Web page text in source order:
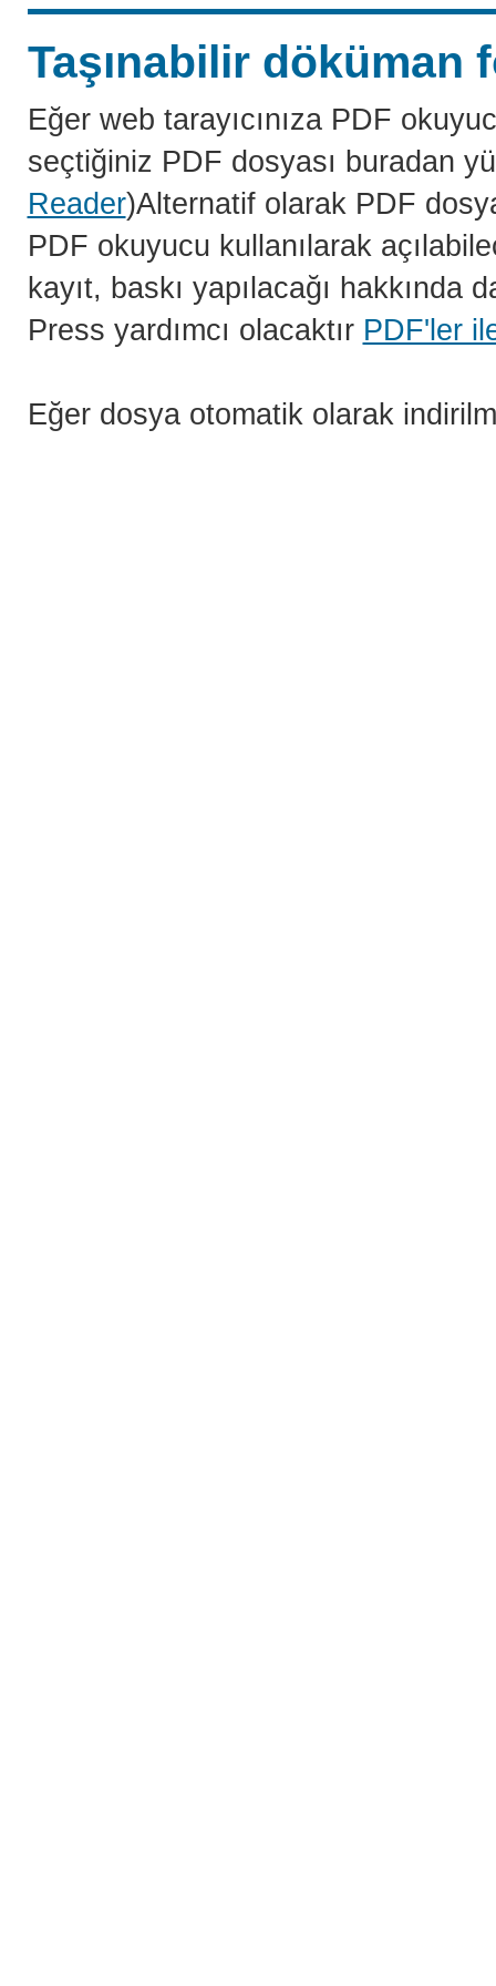
Taşınabilir döküman
Eğer web tarayıcınıza PDF
seçtiğiniz PDF dosyası buradan
Reader)Alternatif olarak PDF
PDF okuyucu kullanılarak
kayıt, baskı yapılacağı
Press yardımcı olacaktır PDF'ler
Eğer dosya otomatik olarak